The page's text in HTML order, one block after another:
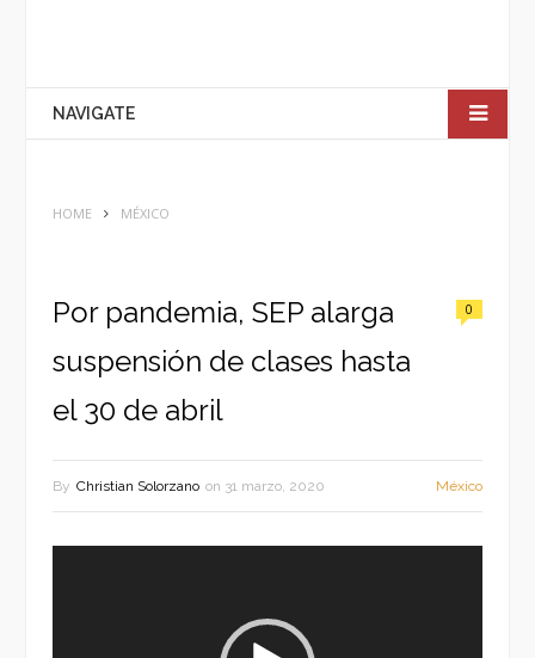
NAVIGATE
HOME MÉXICO
Por pandemia, SEP alarga
suspensión de clases hasta
el 30 de abril
0
By Christian Solorzano on 31 marzo, 2020 México